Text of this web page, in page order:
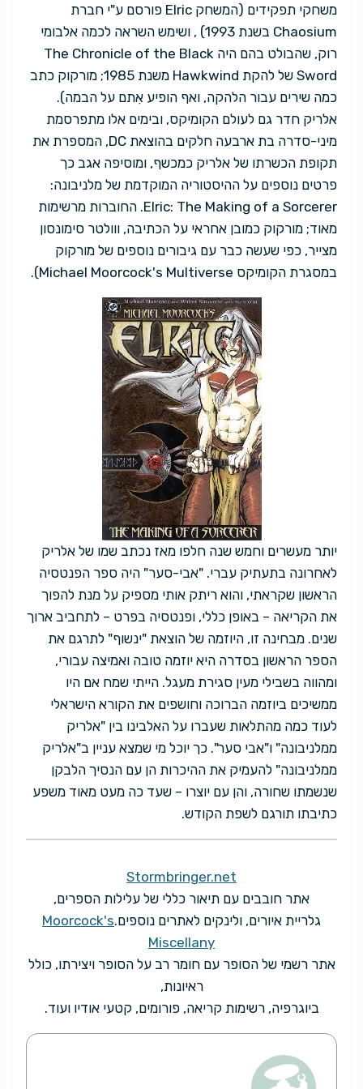
משחקי תפקידים (המשחק Elric פורסם ע"י חברת
Chaosium בשנת 1993) , ושימש השראה לכמה אלבומי
רוק, שהבולט בהם היה The Chronicle of the Black
Sword של להקת Hawkwind משנת 1985; מורקוק כתב
כמה שירים עבור הלהקה, ואף הופיע אִתם על הבמה).
אלריק חדר גם לעולם הקומיקס, ובימים אלו מתפרסמת
מיני-סדרה בת ארבעה חלקים בהוצאת DC, המספרת את
תקופת הכשרתו של אלריק כמכשף, ומוסיפה אגב כך
פרטים נוספים על ההיסטוריה המוקדמת של מלניבונה:
Elric: The Making of a Sorcerer. החוברות מרשימות
מאוד; מורקוק כמובן אחראי על הכתיבה, ווולטר סימונסון
מצייר, כפי שעשה כבר עם גיבורים נוספים של מורקוק
במסגרת הקומיקס Michael Moorcock's Multiverse).
יותר מעשרים וחמש שנה חלפו מאז נכתב שמו של אלריק
לאחרונה בתעתיק עברי. "אבי-סער" היה ספר הפנטסיה
הראשון שקראתי, והוא ריתק אותי מספיק על מנת להפוך
את הקריאה – באופן כללי, ופנטסיה בפרט – לתחביב ארוך
שנים. מבחינה זו, היוזמה של הוצאת "ינשוף" לתרגם את
הספר הראשון בסדרה היא יוזמה טובה ואמיצה עבורי,
ומהווה בשבילי מעין סגירת מעגל. הייתי שמח אם היו
ממשיכים ביוזמה הברוכה וחושפים את הקורא הישראלי
לעוד כמה מהתלאות שעברו על האלבינו בין "אלריק
ממלניבונה" ו"אבי סער". כך יוכל מי שמצא עניין ב"אלריק
ממלניבונה" להעמיק את ההיכרות הן עם הנסיך הלבקן
שנשמתו שחורה, והן עם יוצרו – שעד כה מעט מאוד משפע
כתיבתו תורגם לשפת הקודש.
Stormbringer.net
אתר חובבים עם תיאור כללי של עלילות הספרים,
גלריית איורים, ולינקים לאתרים נוספים.Moorcock's
Miscellany
אתר רשמי של הסופר עם חומר רב על הסופר ויצירתו, כולל
ראיונות,
ביוגרפיה, רשימות קריאה, פורומים, קטעי אודיו ועוד.